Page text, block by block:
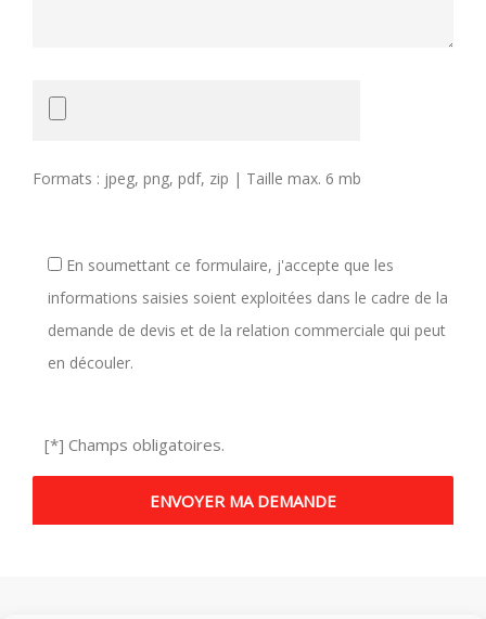
Formats : jpeg, png, pdf, zip | Taille max. 6 mb
En soumettant ce formulaire, j'accepte que les
informations saisies soient exploitées dans le cadre de la
demande de devis et de la relation commerciale qui peut
en découler.
[*] Champs obligatoires.